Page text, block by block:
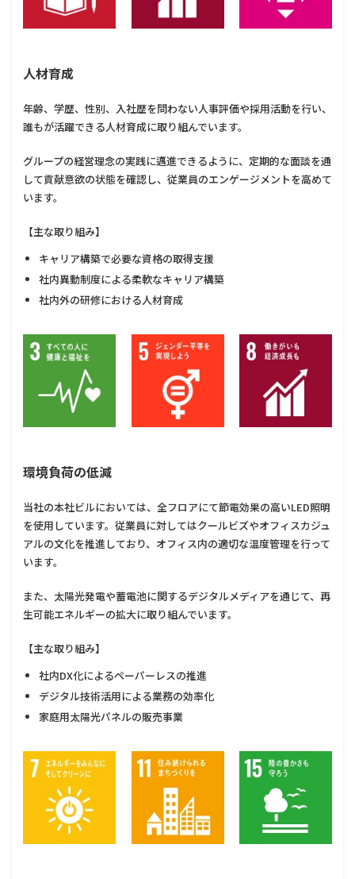
人材育成
年齢、学歴、性別、入社歴を問わない人事評価や採用活動を行い、
誰もが活躍できる人材育成に取り組んでいます。
グループの経営理念の実践に邁進できるように、定期的な面談を通
して貢献意欲の状態を確認し、従業員のエンゲージメントを高めて
います。
【主な取り組み】
キャリア構築で必要な資格の取得支援
社内異動制度による柔軟なキャリア構築
社内外の研修における人材育成
環境負荷の低減
当社の本社ビルにおいては、全フロアにて節電効果の高いLED照明
を使用しています。従業員に対してはクールビズやオフィスカジュ
アルの文化を推進しており、オフィス内の適切な温度管理を行って
います。
また、太陽光発電や蓄電池に関するデジタルメディアを通じて、再
生可能エネルギーの拡大に取り組んでいます。
【主な取り組み】
社内DX化によるペーパーレスの推進
デジタル技術活用による業務の効率化
家庭用太陽光パネルの販売事業